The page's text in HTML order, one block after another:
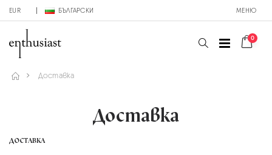
EUR БЪЛГАРСКИ МЕНЮ
0
Доставка
Доставка
ДОСТАВКА